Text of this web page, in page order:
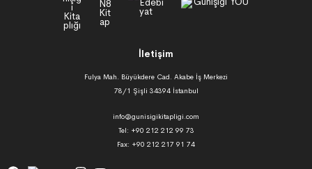
İletişim
Fulya Mah. Büyükdere Cad. Akabe İş Merkezi
78/1 Şişli 34394 İstanbul
info@gunisigikitapligi.com
Tel: +90 212 212 99 73
Fax: +90 212 217 91 74